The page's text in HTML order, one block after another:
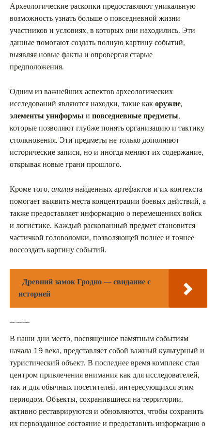
Археологические раскопки предоставляют уникальную
возможность узнать больше о повседневной жизни
участников и условиях, в которых они находились. Эти
данные помогают создать полную картину событий,
выявляя новые факты и опровергая старые
предположения.
Одним из важнейших аспектов археологических
исследований являются находки, такие какоружие,
элементы униформы и повседневные предметы,
которые позволяют глубже понять организацию и тактику
столкновения. Эти предметы не только дополняют
исторические записи, но и иногда меняют их содержание,
открывая новые грани прошлого.
Кроме того, анализнайденных артефактов и их контекста
помогает выявить места концентрации боевых действий, а
также предоставляет информацию о перемещениях войск
и логистике. Каждый раскопанный предмет становится
частичкой головоломки, позволяющей полнее и точнее
воссоздать картину событий.
Древний замок Гродно — свидание с
историей
Современное состояние памятного комплекса
В наши дни место, посвященное памятным событиям
начала 19 века, представляет собой важный культурный и
туристический объект. В последнее время комплекс стал
центром привлечения внимания как для исследователей,
так и для обычных посетителей, интересующихся этим
периодом. Объекты, сохранившиеся на территории,
активно реставрируются и обновляются, чтобы сохранить
их первозданное состояние и предоставить информацию о